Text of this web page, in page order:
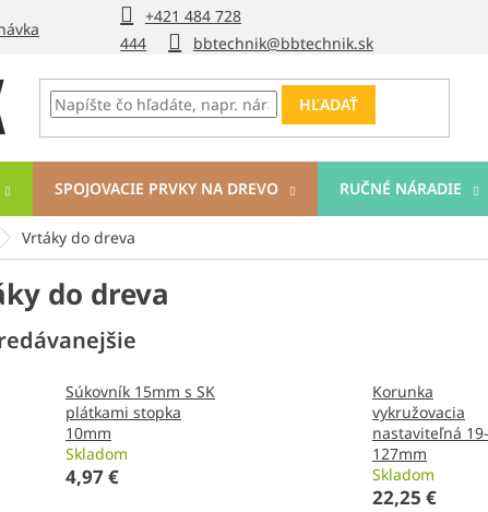
+421 484 728
444
bbtechnik@bbtechnik.sk
HĽADAŤ
SPOJOVACIE PRVKY NA DREVO RUČNÉ NÁRADIE
Vrtáky do dreva
do dreva
Súkovník 15mm s SK
plátkami stopka
10mm
Skladom
4,97 €
Korunka
vykružovacia
nastaviteľná 19-
127mm
Skladom
22,25 €